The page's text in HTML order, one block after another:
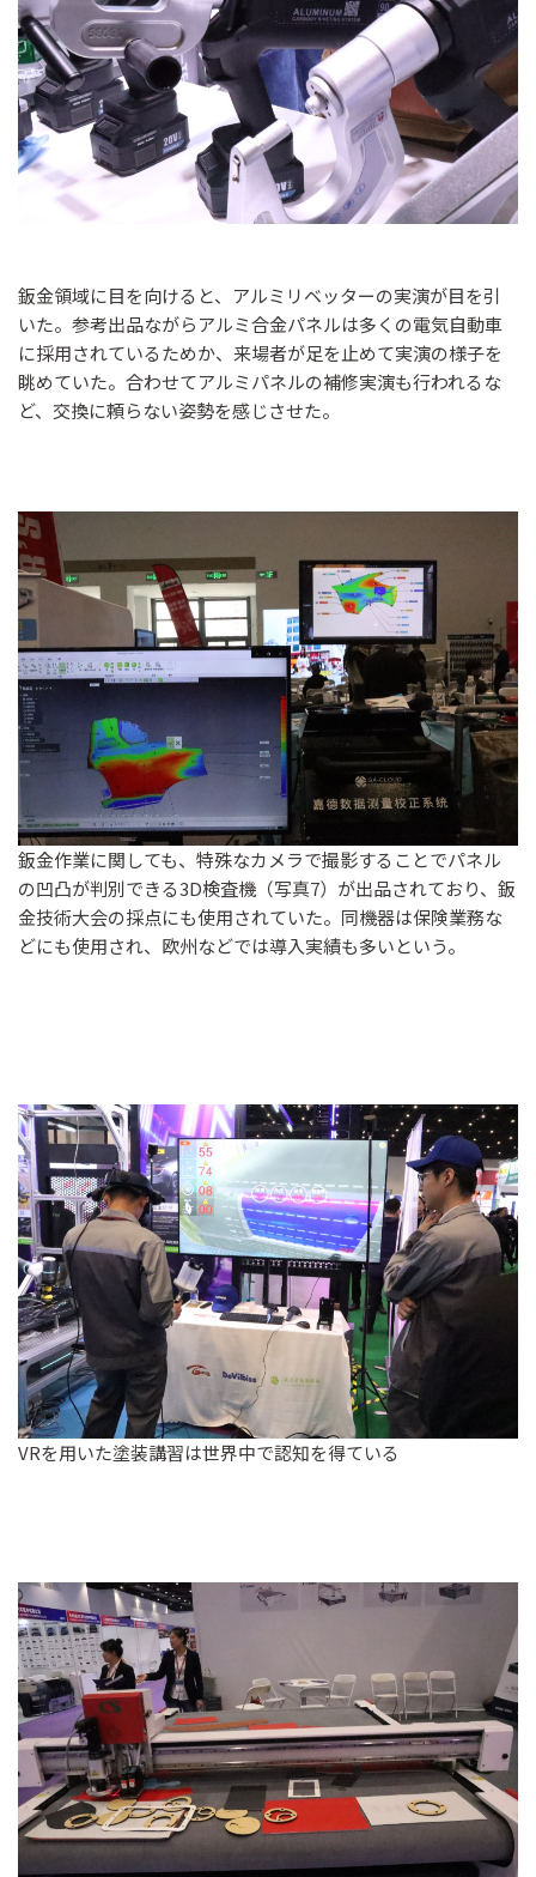
鈑金領域に目を向けると、アルミリベッターの実演が目を引
いた。参考出品ながらアルミ合金パネルは多くの電気自動車
に採用されているためか、来場者が足を止めて実演の様子を
眺めていた。合わせてアルミパネルの補修実演も行われるな
ど、交換に頼らない姿勢を感じさせた。
鈑金作業に関しても、特殊なカメラで撮影することでパネル
の凹凸が判別できる3D検査機（写真7）が出品されており、鈑
金技術大会の採点にも使用されていた。同機器は保険業務な
どにも使用され、欧州などでは導入実績も多いという。
VRを用いた塗装講習は世界中で認知を得ている